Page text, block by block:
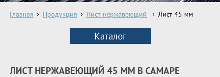
Главная Продукция Лист нержавеющий Лист 45 мм
Каталог
ЛИСТ НЕРЖАВЕЮЩИЙ 45 ММ В САМАРЕ